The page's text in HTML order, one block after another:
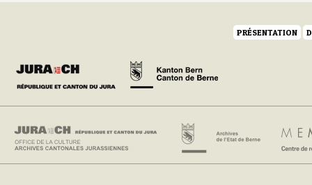
PRÉSENTATION